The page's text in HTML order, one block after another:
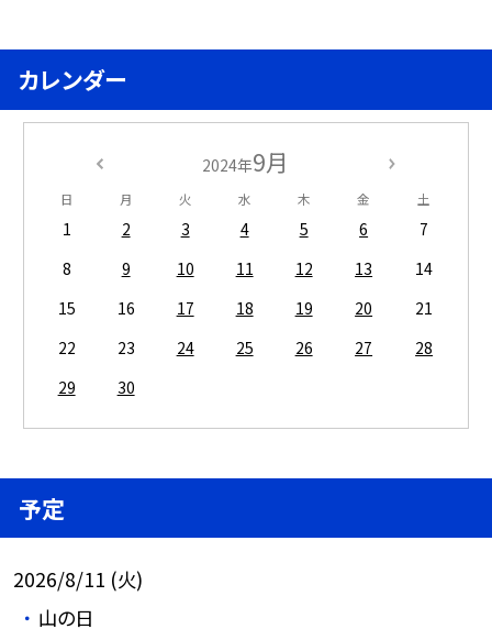
カレンダー
2024年9月
日 月 火 水 木 金 土
1 2 3 4 5 6
7
8
9 10 11 12 13
14
15
16 17 18 19 20
21
22
23 24 25 26 27
28
29
30
予定
2026/8/11 (火)
山の日